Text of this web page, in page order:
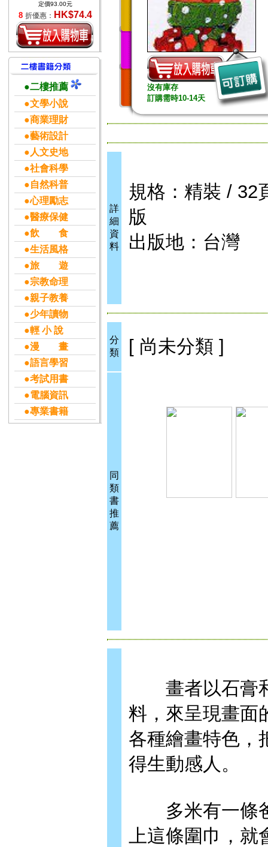
定價93.00元
8 折優惠： HK$74.4
●二樓推薦
●文學小說
●商業理財
●藝術設計
●人文史地
●社會科學
●自然科普
●心理勵志
●醫療保健
●飲 食
●生活風格
●旅 遊
●宗教命理
●親子教養
●少年讀物
●輕 小 說
●漫 畫
●語言學習
●考試用書
●電腦資訊
●專業書籍
沒有庫存
訂購需時10-14天
詳
細
資
料
規格：精裝 / 32
版
出版地：台灣
分
類
[ 尚未分類 ]
同
類
書
推
薦
畫者以石膏和
料，來呈現畫面
各種繪畫特色，
得生動感人。
多米有一條爸
上這條圍巾，就